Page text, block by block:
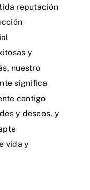
reputación
y
nuestro
significa
contigo
y deseos, y
vida y